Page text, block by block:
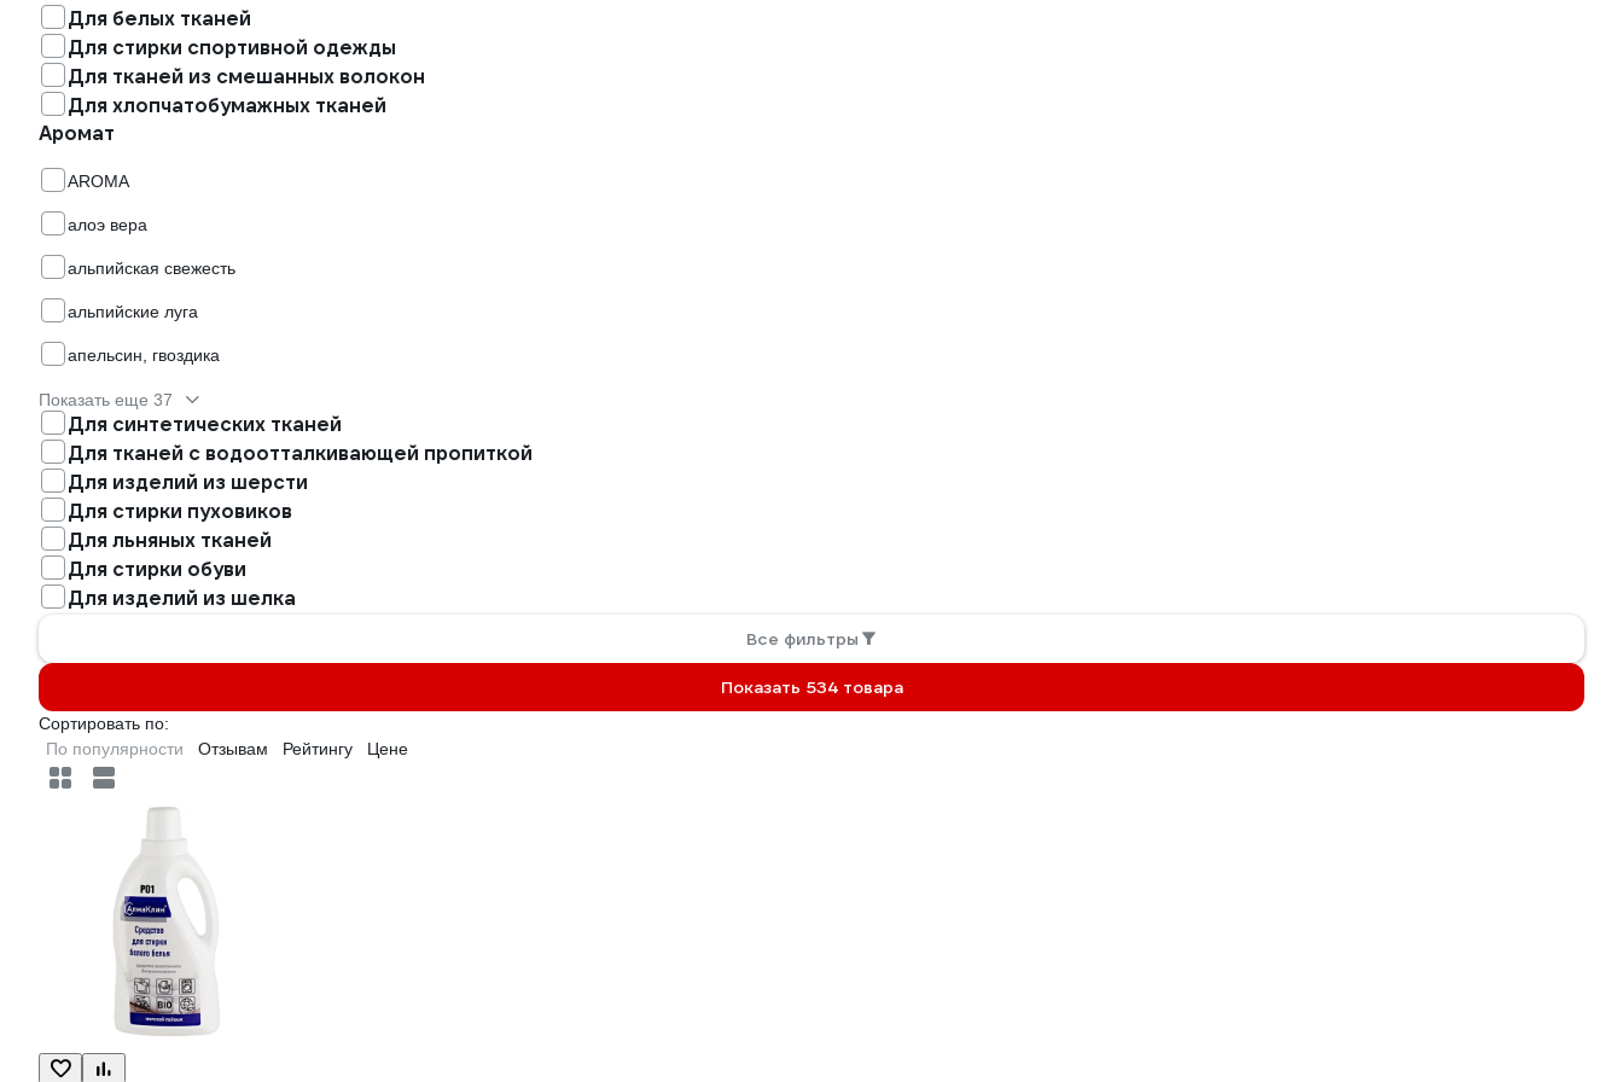
Для белых тканей
Для стирки спортивной одежды
Для тканей из смешанных волокон
Для хлопчатобумажных тканей
Аромат
AROMA
алоэ вера
альпийская свежесть
альпийские луга
апельсин, гвоздика
Показать еще 37
Для синтетических тканей
Для тканей с водоотталкивающей пропиткой
Для изделий из шерсти
Для стирки пуховиков
Для льняных тканей
Для стирки обуви
Для изделий из шелка
Все фильтры
Показать 534 товара
Сортировать по:
По популярности
Отзывам Рейтингу Цене